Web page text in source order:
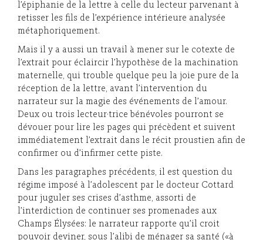
l’épiphanie de la lettre à celle du lecteur parvenant à
retisser les fils de l’expérience intérieure analysée
métaphoriquement.
Mais il y a aussi un travail à mener sur le cotexte de
l’extrait pour éclaircir l’hypothèse de la machination
maternelle, qui trouble quelque peu la joie pure de la
réception de la lettre, avant l’intervention du
narrateur sur la magie des événements de l’amour.
Deux ou trois lecteur·trice bénévoles pourront se
dévouer pour lire les pages qui précèdent et suivent
immédiatement l’extrait dans le récit proustien afin de
confirmer ou d’infirmer cette piste.
Dans les paragraphes précédents, il est question du
régime imposé à l’adolescent par le docteur Cottard
pour juguler ses crises d’asthme, assorti de
l’interdiction de continuer ses promenades aux
Champs Élysées: le narrateur rapporte qu’il croit
pouvoir deviner, sous l’alibi de ménager sa santé («à